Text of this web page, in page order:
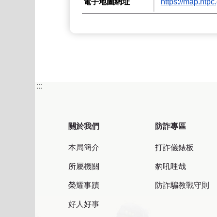
電子地圖網址 https://
:::
關於我們
本局簡介
所屬機關
榮耀事蹟
好人好事
防詐專區
打詐儀錶板
豹吼哩哉
防詐騙教戰守則